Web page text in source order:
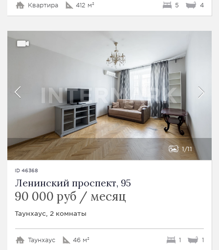
Квартира 412 м² 5 4
1 11
ID 46368
Ленинский проспект, 95
90 000 руб / месяц
Таунхаус, 2 комнаты
Таунхаус 46 м² 1 1